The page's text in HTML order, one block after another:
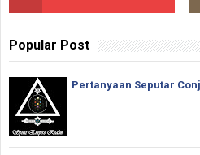
Popular Post
Pertanyaan Seputar